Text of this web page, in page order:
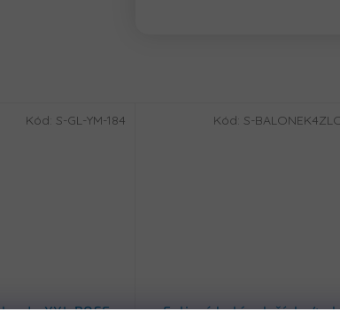
XXL ROSE
Kód: S-GL-YM-184
Foliový balónek číslo 4
Kód: S-